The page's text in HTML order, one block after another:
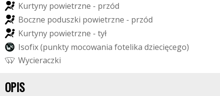
Kurtyny powietrzne - przód
Boczne poduszki powietrzne - przód
Kurtyny powietrzne - tył
Isofix(punkty mocowania fotelika dziecięcego)
Wycieraczki
OPIS